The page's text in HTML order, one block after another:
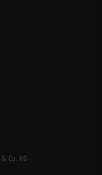
Co. KG